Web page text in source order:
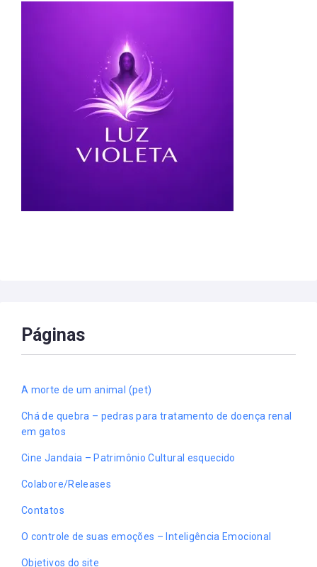
Páginas
A morte de um animal (pet)
Chá de quebra – pedras para tratamento de doença renal
em gatos
Cine Jandaia – Patrimônio Cultural esquecido
Colabore/Releases
Contatos
O controle de suas emoções – Inteligência Emocional
Objetivos do site